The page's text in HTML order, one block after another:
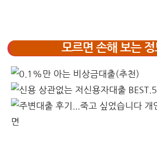
모르면 손해 보는 정